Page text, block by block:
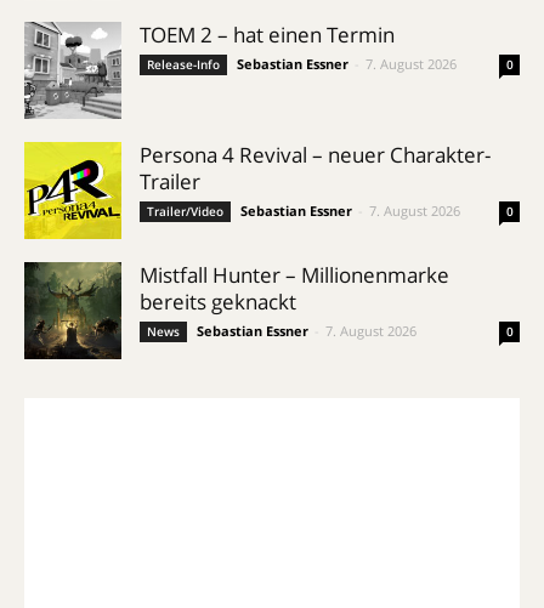
TOEM 2 – hat einen Termin
Release-Info Sebastian Essner 7. August 2026 0
Persona 4 Revival – neuer Charakter-
Trailer
Trailer/Video Sebastian Essner 7. August 2026 0
Mistfall Hunter – Millionenmarke
bereits geknackt
News Sebastian Essner 7. August 2026 0